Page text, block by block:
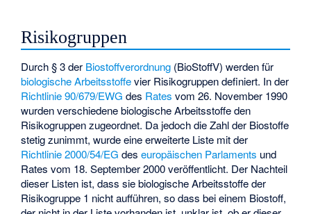
Risikogruppen
Durch § 3 der Biostoffverordnung (BioStoffV) werden für
biologische Arbeitsstoffevier Risikogruppen definiert. In der
Richtlinie 90/679/EWG des Rates vom 26. November 1990
wurden verschiedene biologische Arbeitsstoffe den
Risikogruppen zugeordnet. Da jedoch die Zahl der Biostoffe
stetig zunimmt, wurde eine erweiterte Liste mit der
Richtlinie 2000/54/EG deseuropäischen Parlaments und
Rates vom 18. September 2000 veröffentlicht. Der Nachteil
dieser Listen ist, dass sie biologische Arbeitsstoffe der
Risikogruppe 1 nicht aufführen, so dass bei einem Biostoff,